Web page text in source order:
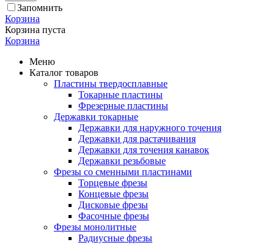
Запомнить
Корзина
Корзина пуста
Корзина
Меню
Каталог товаров
Пластины твердосплавные
Токарные пластины
Фрезерные пластины
Державки токарные
Державки для наружного точения
Державки для растачивания
Державки для точения канавок
Державки резьбовые
Фрезы со сменными пластинами
Торцевые фрезы
Концевые фрезы
Дисковые фрезы
Фасочные фрезы
Фрезы монолитные
Радиусные фрезы